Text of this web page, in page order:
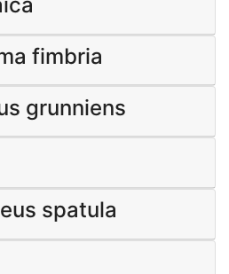
fimbria
grunniens
spatula